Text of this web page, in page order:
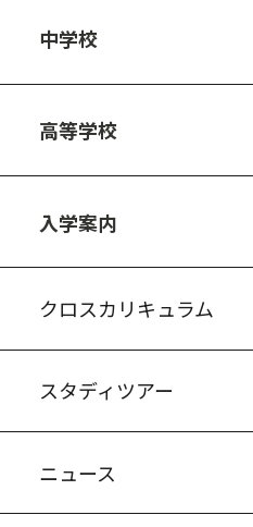
中学校
高等学校
入学案内
クロスカリキュラム
スタディツアー
ニュース